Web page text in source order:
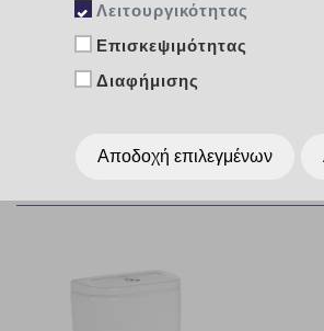
Εμφάνιση : 15 Per Page
Λειτουργικότητας
Επισκεψιμότητας
Διαφήμισης
Αποδοχή επιλεγμένων